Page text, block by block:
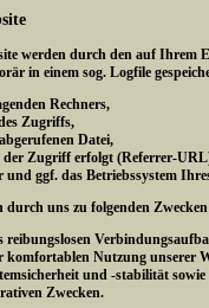
werden durch den auf Ihrem
in einem sog. Logfile
Rechners,
Zugriffs,
Datei,
der Zugriff erfolgt (Referrer-
und ggf. das Betriebssystem
durch uns zu folgenden
reibungslosen
komfortablen Nutzung unserer
und -stabilität sowie
Zwecken.